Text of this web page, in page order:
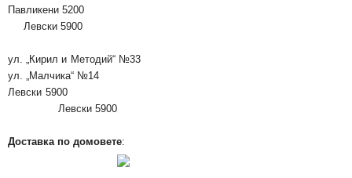
Павликени 5200
Левски 5900
ул. „Кирил и Методий“ №33
ул. „Малчика“ №14
Левски 5900
Левски 5900
Доставка по домовете: